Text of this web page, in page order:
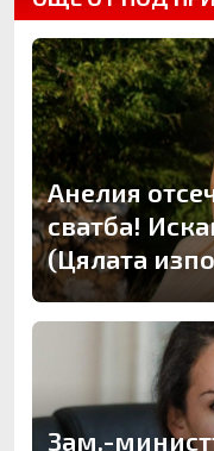
Анелия
сватба!
(Цялата
Зам.-